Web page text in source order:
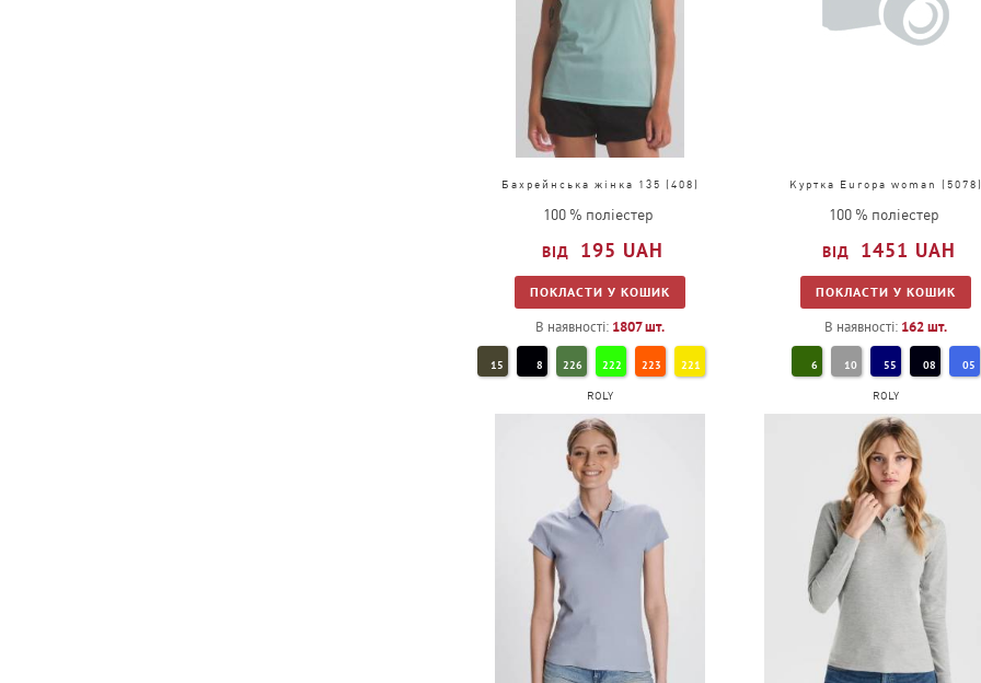
Бахрейнська жінка 135 (408)
100 % поліестер
195 UAH
ПОКЛАСТИ У КОШИК
В наявності: 1807шт.
15 8 226 222 223 221
1 3
Куртка Europa woman (5078)
100 % поліестер
1451 UAH
ПОКЛАСТИ У КОШИК
В наявності: 162шт.
6 10 55 08 05
ROLY ROLY